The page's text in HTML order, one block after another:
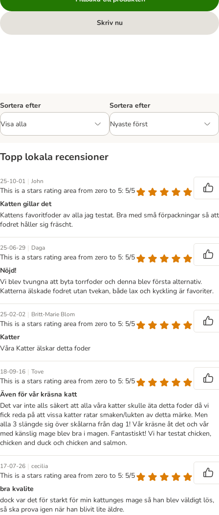
Skriv nu
Sortera efter Sortera efter
Topp lokala recensioner
25-10-01 | John
This is a stars rating area from zero to 5: 5/5
Katten gillar det
Kattens favoritfoder av alla jag testat. Bra med små förpackningar så att
fodret håller sig fräscht.
25-06-29 | Daga
This is a stars rating area from zero to 5: 5/5
Nöjd!
Vi blev tvungna att byta torrfoder och denna blev första alternativ.
Katterna älskade fodret utan tvekan, både lax och kyckling är favoriter.
25-02-02 | Britt-Marie Blom
This is a stars rating area from zero to 5: 5/5
Katter
Våra Katter älskar detta foder
18-09-16 | Tove
This is a stars rating area from zero to 5: 5/5
Även för vår kräsna katt
Det var inte alls säkert att alla våra katter skulle äta detta foder då vi
fick reda på att vissa katter ratar smaken/lukten av detta märke. Men
alla 3 slängde sig över skålarna från dag 1! Vår kräsne åt det och vår
med känslig mage blev bra i magen. Fantastiskt! Vi har testat chicken,
chicken and duck och chicken and salmon.
17-07-26 | cecilia
This is a stars rating area from zero to 5: 5/5
bra kvalite
dock var det för starkt för min kattunges mage så han blev väldigt lös,
så ska prova igen när han blivit lite äldre.